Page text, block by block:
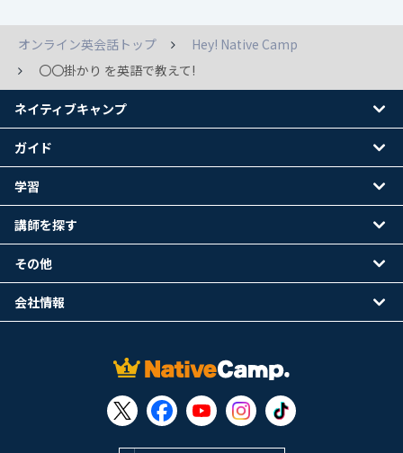
オンライン英会話トップ
Hey! Native Camp
〇〇掛かり を英語で教えて!
ネイティブキャンプ
ガイド
学習
講師を探す
その他
会社情報